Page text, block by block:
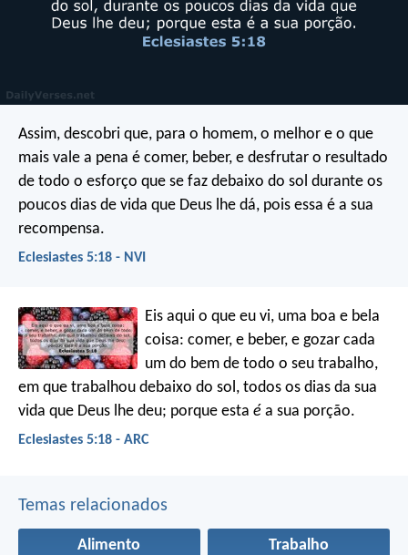
Assim, descobri que, para o homem, o melhor e o que
mais vale a pena é comer, beber, e desfrutar o resultado
de todo o esforço que se faz debaixo do sol durante os
poucos dias de vida que Deus lhe dá, pois essa é a sua
recompensa.
Eclesiastes 5:18 - NVI
Eis aqui o que eu vi, uma boa e bela
coisa: comer, e beber, e gozar cada
um do bem de todo o seu trabalho,
em que trabalhou debaixo do sol, todos os dias da sua
vida que Deus lhe deu; porque esta é a sua porção.
Eclesiastes 5:18 - ARC
Temas relacionados
Alimento Trabalho